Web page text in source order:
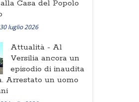
Casa del Popolo
luglio 2026
Attualità - Al
Versilia ancora un
episodio di inaudita
Arrestato un uomo